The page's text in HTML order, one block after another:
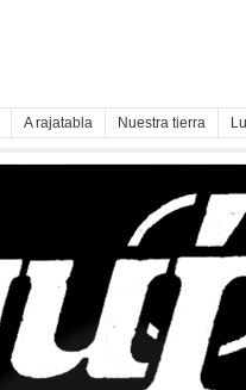
A rajatabla Nuestra tierra